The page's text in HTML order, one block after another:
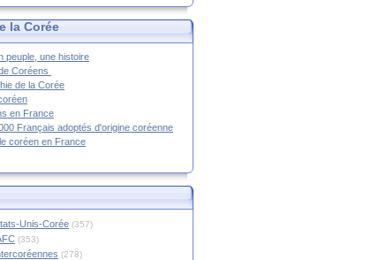
la Corée
peuple, une histoire
Coréens
de la Corée
en France
Français adoptés d'origine coréenne
coréen en France
Unis-Corée (357)
(353)
(278)